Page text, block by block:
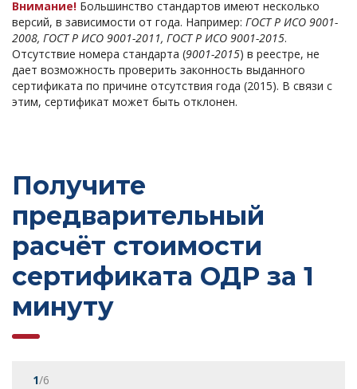
Внимание! Большинство стандартов имеют несколько
версий, в зависимости от года. Например: ГОСТ Р ИСО 9001-
2008, ГОСТ Р ИСО 9001-2011, ГОСТ Р ИСО 9001-2015.
Отсутствие номера стандарта (9001-2015) в реестре, не
дает возможность проверить законность выданного
сертификата по причине отсутствия года (2015). В связи с
этим, сертификат может быть отклонен.
Получите
предварительный
расчёт стоимости
сертификата ОДР за 1
минуту
1/6